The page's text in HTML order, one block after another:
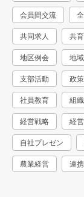
会員間交流
共同求人 共育
地区例会 地
支部活動 政策
社員教育 組
経営戦略 経
自社プレゼン
農業経営 連携